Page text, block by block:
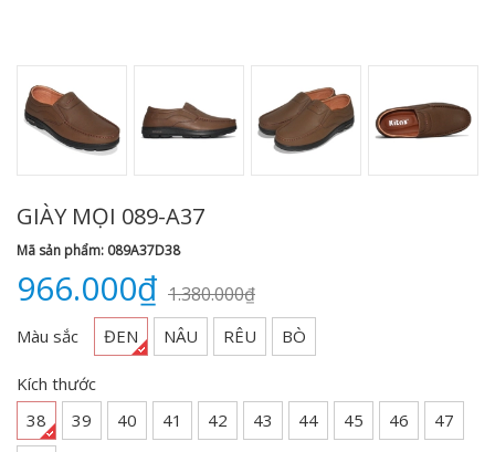
GIÀY MỌI 089-A37
Mã sản phẩm: 089A37D38
966.000₫ 1.380.000₫
Màu sắc ĐEN NÂU RÊU BÒ
Kích thước
38
39 40 41 42 43 44 45 46
47